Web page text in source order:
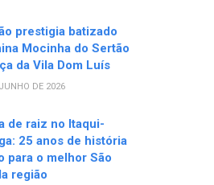
prestigia batizado
Mocinha do Sertão
da Vila Dom Luís
DE 2026
de raiz no Itaqui-
25 anos de história
para o melhor São
região